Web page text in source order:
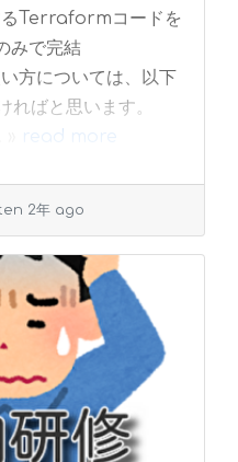
るTerraformコードを
みで完結
方については、以下
ればと思います。
read more
2年 ago